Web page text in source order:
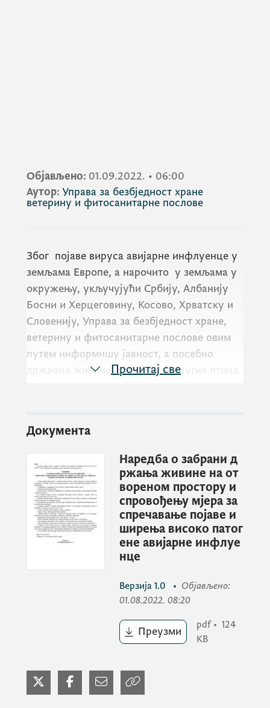
Објављено: 01.09.2022. • 06:00
Аутор: Управа за безбједност хране
ветерину и фитосанитарне послове
Због појаве вируса авијарне инфлуенце у
земљама Европе, а нарочито у земљама у
окружењу, укључујући Србију, Албанију
Босни и Херцеговину, Косово, Хрватску и
Словенију, Управа за безбједност хране,
ветерину и фитосанитарне послове овим
путем информишу јавност, а посебно
држаоце живине, кавезних и других птица
минимум.
ПРЕПОРУКЕ ДРЖАОЦИМА ЖИВИНЕ И
ДРУГИХ ПТИЦА
Од власника и држаоца живине се у
наредном периоду очекује пуна
службом, као и да примјењуњу
биосигурносне мјере на газдинству:
живине са дивљим птицама тако што
живину треба држати у затвореним
Прочитај све
Документа
Наредба о забрани д
ржања живине на от
вореном простору и
спровођењу мјера за
спречавање појаве и
ширења високо патог
ене авијарне инфлуе
нце
Верзија 1.0 • Објављено:
01.08.2022. 08:20
Преузми
pdf • 124
KB